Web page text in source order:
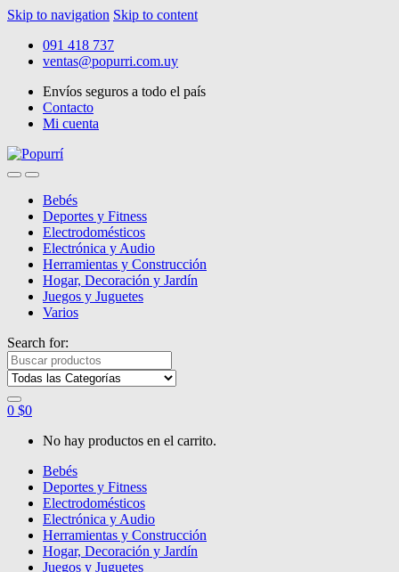
Skip to navigation Skip to content
091 418 737
ventas@popurri.com.uy
Envíos seguros a todo el país
Contacto
Mi cuenta
Bebés
Deportes y Fitness
Electrodomésticos
Electrónica y Audio
Herramientas y Construcción
Hogar, Decoración y Jardín
Juegos y Juguetes
Varios
Search for:
0 $0
No hay productos en el carrito.
Bebés
Deportes y Fitness
Electrodomésticos
Electrónica y Audio
Herramientas y Construcción
Hogar, Decoración y Jardín
Juegos y Juguetes